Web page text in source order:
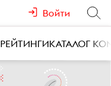
Войти
РЕЙТИНГИКАТАЛОГ